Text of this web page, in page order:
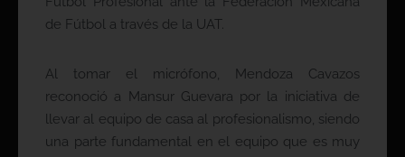
de Fútbol a través de la UAT.
Al tomar el micrófono, Mendoza Cavazos
reconoció a Mansur Guevara por la iniciativa de
llevar al equipo de casa al profesionalismo, siendo
una parte fundamental en el equipo que es muy